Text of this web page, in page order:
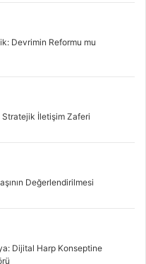
Devrimin Reformu mu
İletişim Zaferi
Değerlendirilmesi
Dijital Harp Konseptine